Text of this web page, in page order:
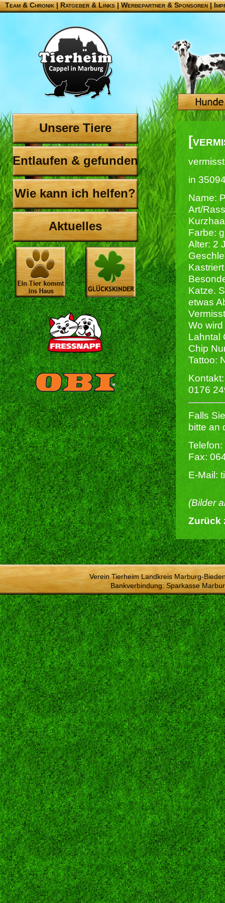
Team & Chronik |Ratgeber & Links|Werbepartner & Sponsoren|
Unsere Tiere
Entlaufen & gefunden
Wie kann ich helfen?
Aktuelles
in
Name:
Art/
Farbe:
Alter: 2
Kastriert
Katze.
etwas
Wo
Lahntal
Chip
Tattoo:
Kontakt:
0176
Falls
bitte an
Fax:
E-Mail:
(Bilder
Zurück
Verein Tierheim Landkreis Marburg-
Bankverbindung: Sparkasse